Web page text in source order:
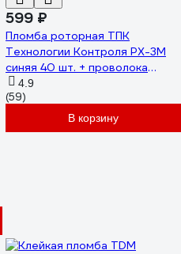
599 ₽
Пломба роторная ТПК
Технологии Контроля РХ-3М
синяя 40 шт. + проволока
пломбировочная 0.5/50м
нержавейка 24271
4.9
(59)
В корзину